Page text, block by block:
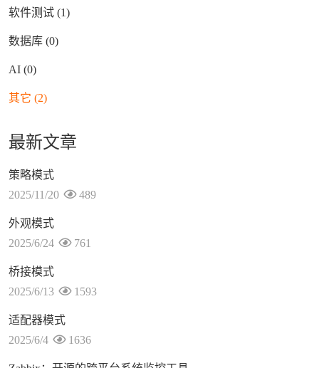
软件测试 (1)
数据库 (0)
AI (0)
其它 (2)
最新文章
策略模式
2025/11/20
489
外观模式
2025/6/24
761
桥接模式
2025/6/13
1593
适配器模式
2025/6/4
1636